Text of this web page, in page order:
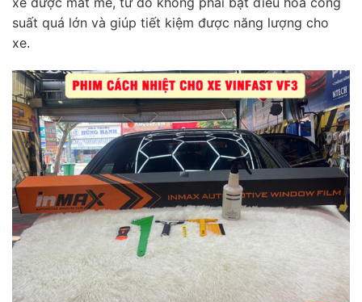
suất quá lớn và giúp tiết kiệm được năng lượng cho
xe.